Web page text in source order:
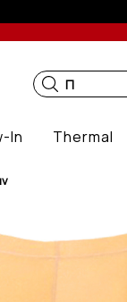
ΠΑΙΔΙΚΑ Ε
In Thermal